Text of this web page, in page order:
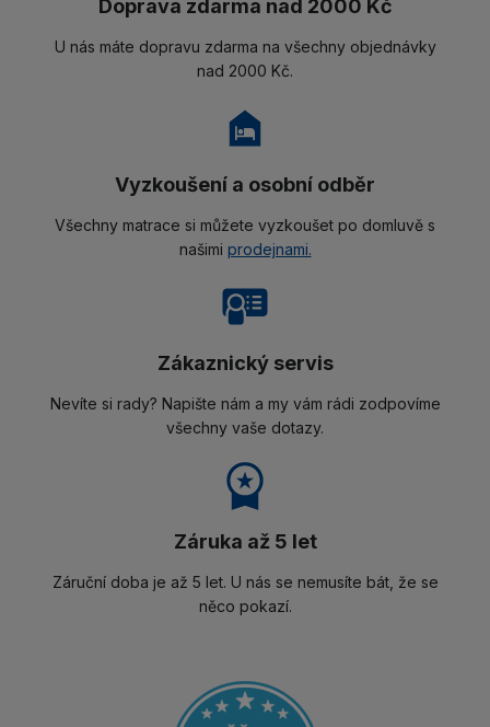
Doprava zdarma nad 2000 Kč
U nás máte dopravu zdarma na všechny objednávky
nad 2000 Kč.
Vyzkoušení a osobní odběr
Všechny matrace si můžete vyzkoušet po domluvě s
našimi prodejnami.
Zákaznický servis
Nevíte si rady? Napište nám a my vám rádi zodpovíme
všechny vaše dotazy.
Záruka až 5 let
Záruční doba je až 5 let. U nás se nemusíte bát, že se
něco pokazí.